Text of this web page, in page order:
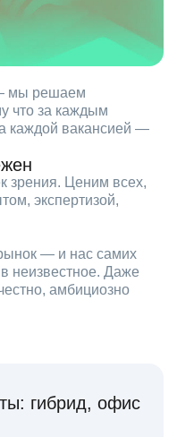
мы решаем
что за каждым
каждой вакансией —
зрения. Ценим всех,
экспертизой,
— и нас самих
неизвестное. Даже
амбициозно
гибрид, офис